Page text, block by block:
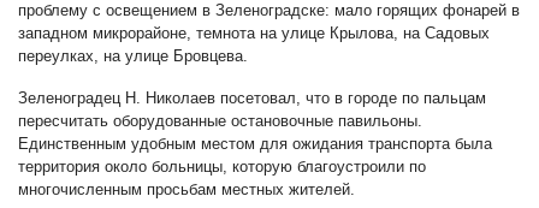
проблему с освещением в Зеленоградске: мало горящих фонарей в
западном микрорайоне, темнота на улице Крылова, на Садовых
переулках, на улице Бровцева.
Зеленоградец Н. Николаев посетовал, что в городе по пальцам
пересчитать оборудованные остановочные павильоны.
Единственным удобным местом для ожидания транспорта была
территория около больницы, которую благоустроили по
многочисленным просьбам местных жителей.